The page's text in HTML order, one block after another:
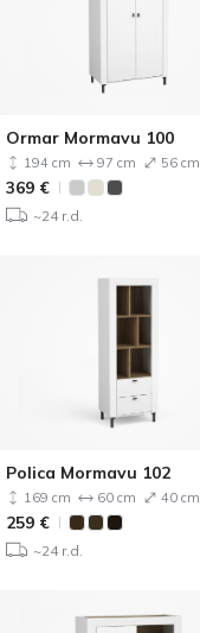
Ormar Mormavu 100
194 cm 97 cm 56 cm
369 €
~24 r.d.
Polica Mormavu 102
169 cm 60 cm 40 cm
259 €
~24 r.d.